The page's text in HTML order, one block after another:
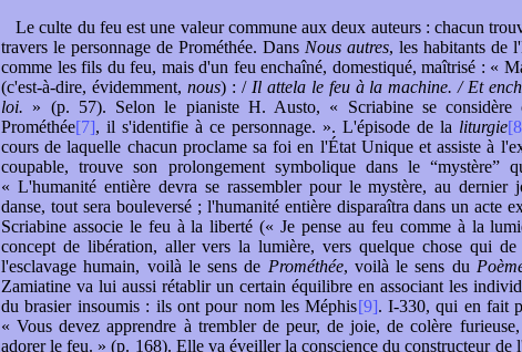
Le culte du feu est une valeur commune aux deux auteurs : chacun
travers le personnage de Prométhée. Dans Nous autres, les habitants de
comme les fils du feu, mais d'un feu enchaîné, domestiqué, maîtrisé : «
(c'est-à-dire, évidemment, nous) : / Il attela le feu à la machine. / Et
loi. » (p. 57). Selon le pianiste H. Austo, « Scriabine se considère
Prométhée[7], il s'identifie à ce personnage. ». L'épisode de la liturgie
cours de laquelle chacun proclame sa foi en l'État Unique et assiste à
coupable, trouve son prolongement symbolique dans le “mystère”
« L'humanité entière devra se rassembler pour le mystère, au dernier
danse, tout sera bouleversé ; l'humanité entière disparaîtra dans un acte
Scriabine associe le feu à la liberté (« Je pense au feu comme à la
concept de libération, aller vers la lumière, vers quelque chose qui
l'esclavage humain, voilà le sens de Prométhée, voilà le sens du
Zamiatine va lui aussi rétablir un certain équilibre en associant les
du brasier insoumis : ils ont pour nom les Méphis[9]. I-330, qui en fait
« Vous devez apprendre à trembler de peur, de joie, de colère
adorer le feu. » (p. 168). Elle va éveiller la conscience du constructeur de